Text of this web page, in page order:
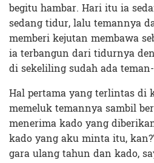
begitu hambar. Hari itu ia
sedang tidur, lalu temannya
memberi kejutan membawa
ia terbangun dari tidurnya
di sekeliling sudah ada
Hal pertama yang terlintas di
memeluk temannya sambil
menerima kado yang
kado yang aku minta itu,
gara ulang tahun dan kado,